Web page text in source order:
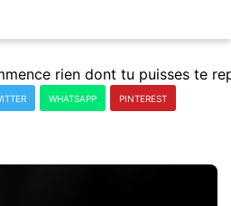
WHATSAPP PINTEREST